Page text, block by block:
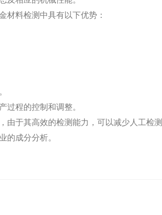
材料检测中具有以下优势：
过程的控制和调整。
于其高效的检测能力，可以减少人工检测
的成分分析。